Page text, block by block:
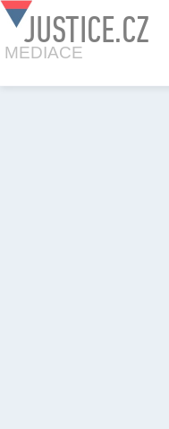
JUSTICE.CZ
MEDIACE